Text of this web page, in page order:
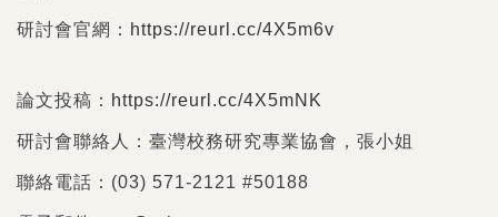
研討會官網： https://reurl.cc/4X5m6v
論文投稿： https://reurl.cc/4X5mNK
研討會聯絡人：臺灣校務研究專業協會，張小姐
聯絡電話：(03) 571-2121 #50188